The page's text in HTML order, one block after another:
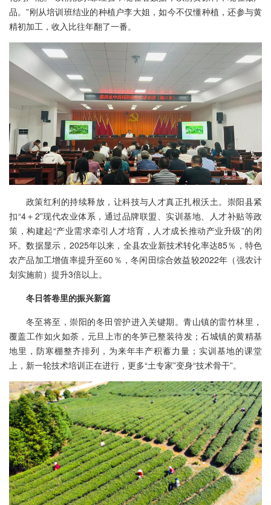
品。”刚从培训班结业的种植户李大姐，如今不仅懂种植，还参与黄
精初加工，收入比往年翻了一番。
政策红利的持续释放，让科技与人才真正扎根沃土。崇阳县紧
扣“4＋2”现代农业体系，通过品牌联盟、实训基地、人才补贴等政
策，构建起“产业需求牵引人才培育，人才成长推动产业升级”的闭
环。数据显示，2025年以来，全县农业新技术转化率达85％，特色
农产品加工增值率提升至60％，冬闲田综合效益较2022年（强农计
划实施前）提升3倍以上。
冬日答卷里的振兴新篇
冬至将至，崇阳的冬田管护进入关键期。青山镇的雷竹林里，
覆盖工作如火如荼，元旦上市的冬笋已整装待发；石城镇的黄精基
地里，防寒棚整齐排列，为来年丰产积蓄力量；实训基地的课堂
上，新一轮技术培训正在进行，更多“土专家”变身“技术骨干”。